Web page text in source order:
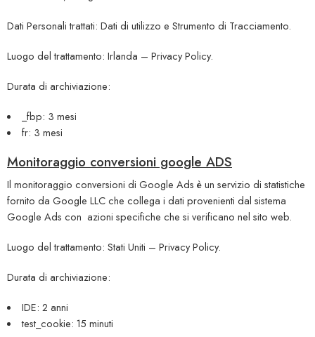
Dati Personali trattati: Dati di utilizzo e Strumento di Tracciamento.
Luogo del trattamento: Irlanda – Privacy Policy.
Durata di archiviazione:
_fbp: 3 mesi
fr: 3 mesi
Monitoraggio conversioni google ADS
Il monitoraggio conversioni di Google Ads è un servizio di statistiche
fornito da Google LLC che collega i dati provenienti dal sistema
Google Ads con azioni specifiche che si verificano nel sito web.
Luogo del trattamento: Stati Uniti – Privacy Policy.
Durata di archiviazione:
IDE: 2 anni
test_cookie: 15 minuti